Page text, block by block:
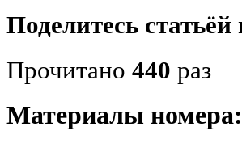
Поделитесь статьёй
Прочитано 440 раз
Материалы номера: